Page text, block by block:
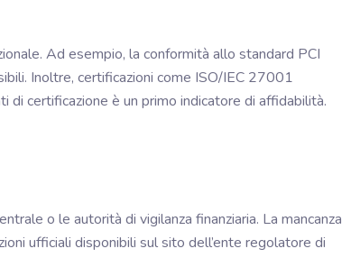
Ad esempio, la conformità allo standard PCI
Inoltre, certificazioni come ISO/IEC 27001
certificazione è un primo indicatore di affidabilità.
o le autorità di vigilanza finanziaria. La mancanza
ufficiali disponibili sul sito dell’ente regolatore di